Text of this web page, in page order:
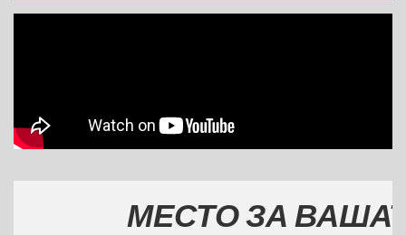
МЕСТО ЗА ВАШАТА